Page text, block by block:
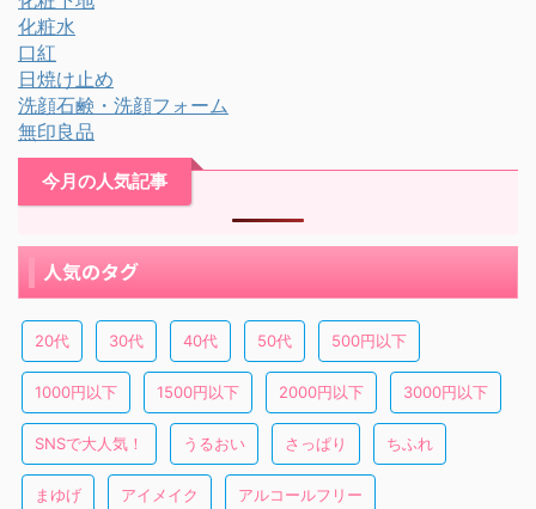
化粧水
口紅
日焼け止め
洗顔石鹸・洗顔フォーム
無印良品
今月の人気記事
人気のタグ
20代 30代 40代 50代 500円以下
1000円以下 1500円以下 2000円以下 3000円以下
SNSで大人気！ うるおい さっぱり ちふれ
まゆげ アイメイク アルコールフリー